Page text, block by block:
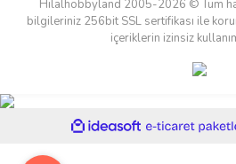
Hilalhobbyland 2005-2026 © Tüm
bilgileriniz 256bit SSL sertifikası ile
içeriklerin izinsiz
ideasoft